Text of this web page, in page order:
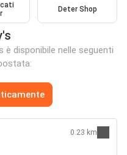
Deter Shop
disponibile nelle seguenti
0.23 km